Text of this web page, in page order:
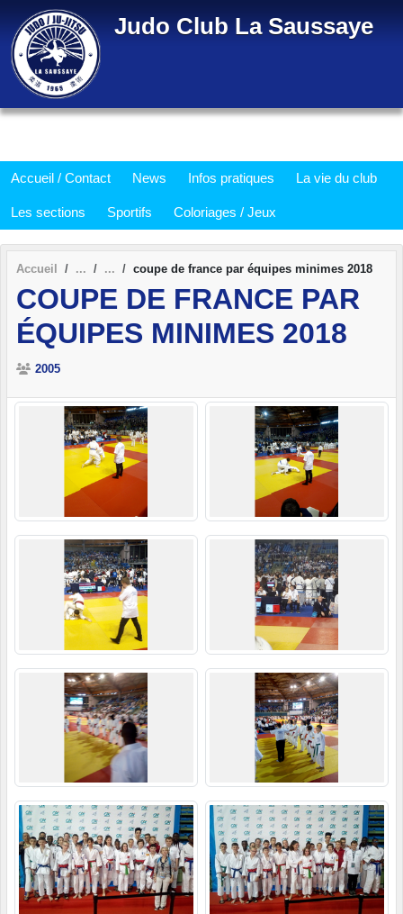
Judo Club La Saussaye
Accueil / Contact News Infos pratiques La vie du club
Les sections Sportifs Coloriages / Jeux
Accueil coupe de france par équipes minimes 2018
COUPE DE FRANCE PAR
ÉQUIPES MINIMES 2018
2005
Panneau de gestion des cookies